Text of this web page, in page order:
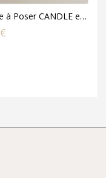
Lampe à Poser CANDLE en Métal
€